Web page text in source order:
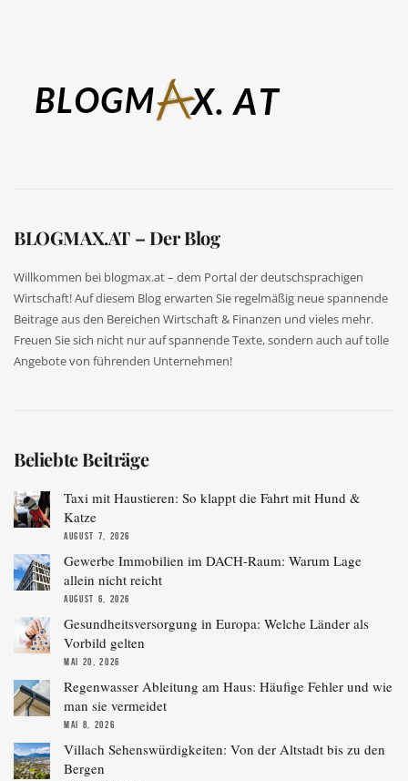
BLOGMAX.AT – Der Blog
Willkommen bei blogmax.at – dem Portal der deutschsprachigen
Wirtschaft! Auf diesem Blog erwarten Sie regelmäßig neue spannende
Beitrage aus den Bereichen Wirtschaft & Finanzen und vieles mehr.
Freuen Sie sich nicht nur auf spannende Texte, sondern auch auf tolle
Angebote von führenden Unternehmen!
Beliebte Beiträge
Taxi mit Haustieren: So klappt die Fahrt mit Hund &
Katze
AUGUST 7, 2026
Gewerbe Immobilien im DACH-Raum: Warum Lage
allein nicht reicht
AUGUST 6, 2026
Gesundheitsversorgung in Europa: Welche Länder als
Vorbild gelten
MAI 20, 2026
Regenwasser Ableitung am Haus: Häufige Fehler und wie
man sie vermeidet
MAI 8, 2026
Villach Sehenswürdigkeiten: Von der Altstadt bis zu den
Bergen